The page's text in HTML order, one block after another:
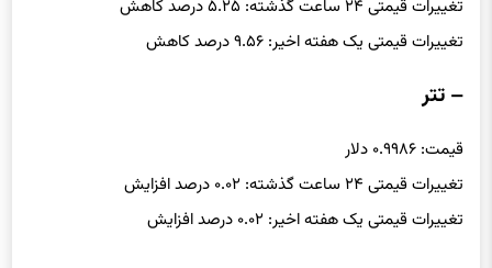
تغییرات قیمتی ۲۴ ساعت گذشته: ۵.۲۵ درصد کاهش
تغییرات قیمتی یک هفته اخیر: ۹.۵۶ درصد کاهش
– تتر
قیمت: ۰.۹۹۸۶ دلار
تغییرات قیمتی ۲۴ ساعت گذشته: ۰.۰۲ درصد افزایش
تغییرات قیمتی یک هفته اخیر: ۰.۰۲ درصد افزایش